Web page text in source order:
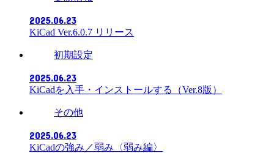
2025.06.23
KiCad Ver.6.0.7 リリース
初期設定
2025.06.23
KiCadを入手・インストールする（Ver.8版）
その他
2025.06.23
KiCadの強み／弱み〈弱み編〉